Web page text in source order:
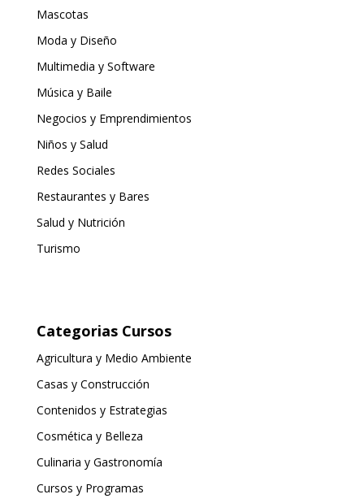
Mascotas
Moda y Diseño
Multimedia y Software
Música y Baile
Negocios y Emprendimientos
Niños y Salud
Redes Sociales
Restaurantes y Bares
Salud y Nutrición
Turismo
Categorias Cursos
Agricultura y Medio Ambiente
Casas y Construcción
Contenidos y Estrategias
Cosmética y Belleza
Culinaria y Gastronomía
Cursos y Programas